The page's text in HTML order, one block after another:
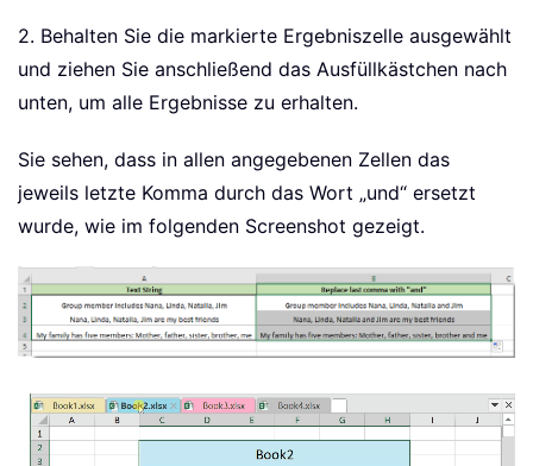
2. Behalten Sie die markierte Ergebniszelle ausgewählt
und ziehen Sie anschließend das Ausfüllkästchen nach
unten, um alle Ergebnisse zu erhalten.
Sie sehen, dass in allen angegebenen Zellen das
jeweils letzte Komma durch das Wort „und“ ersetzt
wurde, wie im folgenden Screenshot gezeigt.